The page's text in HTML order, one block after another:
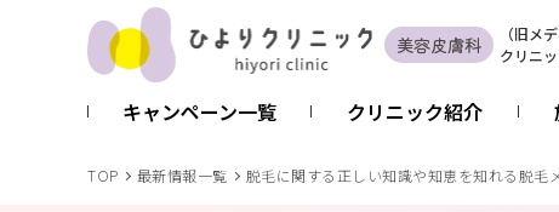
美容皮膚科 （旧メ
クリニッ
キャンペーン一覧 クリニック紹介
TOP 最新情報一覧 脱毛に関する正しい知識や知恵を知れる脱毛